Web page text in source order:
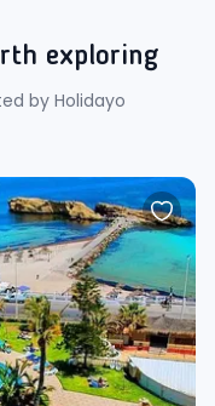
exploring
by Holidayo